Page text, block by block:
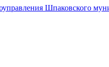
Шпаковского